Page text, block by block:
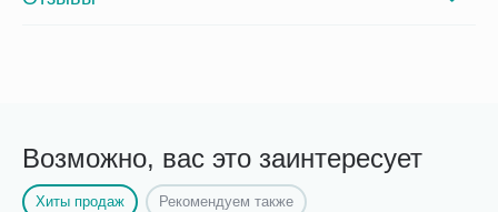
Возможно, вас это заинтересует
Хиты продаж Рекомендуем также